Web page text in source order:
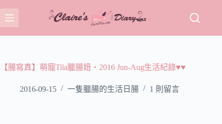
至
主
容【腸寫真】萌寵Tila臘腸妞‧2016 Jun-Aug生活紀錄♥♥
2016-09-15 一隻臘腸的生活日腸 1 則留言